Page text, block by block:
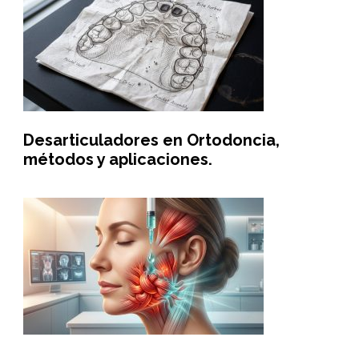
Desarticuladores en Ortodoncia,
métodos y aplicaciones.